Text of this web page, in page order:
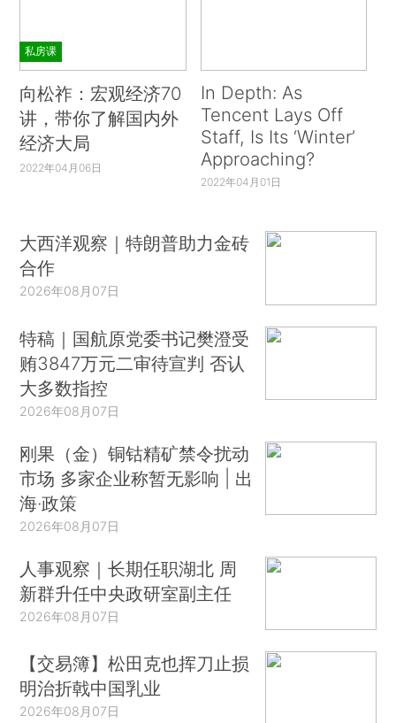
私房课
向松祚：宏观经济70
讲，带你了解国内外
经济大局
2022年04月06日
In Depth: As
Tencent Lays Off
Staff, Is Its ‘Winter’
Approaching?
2022年04月01日
大西洋观察｜特朗普助力金砖
合作
2026年08月07日
特稿｜国航原党委书记樊澄受
贿3847万元二审待宣判 否认
大多数指控
2026年08月07日
刚果（金）铜钴精矿禁令扰动
市场 多家企业称暂无影响 | 出
海·政策
2026年08月07日
人事观察｜长期任职湖北 周
新群升任中央政研室副主任
2026年08月07日
【交易簿】松田克也挥刀止损
明治折戟中国乳业
2026年08月07日